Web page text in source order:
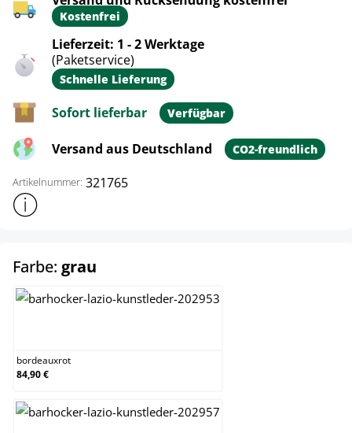
Kostenfrei
Lieferzeit: 1 - 2 Werktage
(Paketservice)
Schnelle Lieferung
Sofort lieferbar Verfügbar
Versand aus Deutschland CO2-freundlich
Artikelnummer: 321765
Weitere Produktinformationen anzeigen
Farbe: grau
bordeauxrot
84,90 €